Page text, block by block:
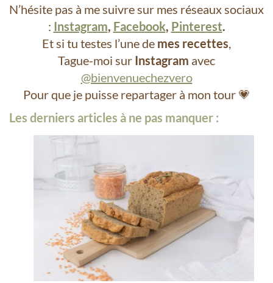
N’hésite pas à me suivre sur mes réseaux sociaux
: Instagram, Facebook, Pinterest.
Et si tu testes l’une de mes recettes,
Tague-moi sur Instagram avec
@bienvenuechezvero
Pour que je puisse repartager à mon tour 💗
Les derniers articles à ne pas manquer :